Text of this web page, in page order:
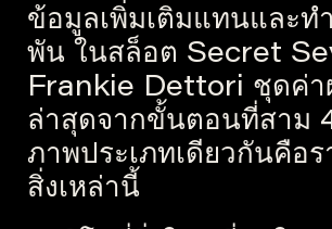
ข้อมูลเพิ่มเติมแทนและท
พัน ในสล็อต Secret
Frankie Dettori ชุดค่า
ล่าสุดจากขั้นตอนที่สาม
ภาพประเภทเดียวกันคือร
สิ่งเหล่านี้